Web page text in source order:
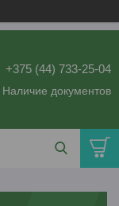
+375 (44) 733-25-04
Наличие документов